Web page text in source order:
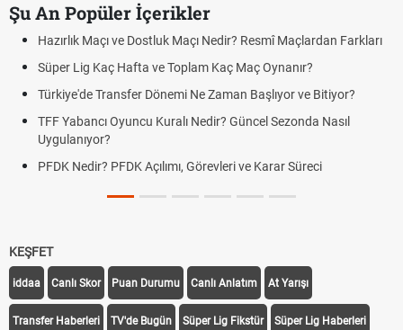
Şu An Popüler İçerikler
Hazırlık Maçı ve Dostluk Maçı Nedir? Resmî Maçlardan Farkları
Süper Lig Kaç Hafta ve Toplam Kaç Maç Oynanır?
Türkiye'de Transfer Dönemi Ne Zaman Başlıyor ve Bitiyor?
TFF Yabancı Oyuncu Kuralı Nedir? Güncel Sezonda Nasıl
Uygulanıyor?
PFDK Nedir? PFDK Açılımı, Görevleri ve Karar Süreci
KEŞFET
iddaa Canlı Skor Puan Durumu Canlı Anlatım At Yarışı
Transfer Haberleri TV'de Bugün Süper Lig Fikstür Süper Lig Haberleri